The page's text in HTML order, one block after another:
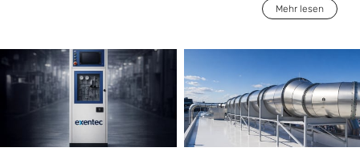
Mehr lesen